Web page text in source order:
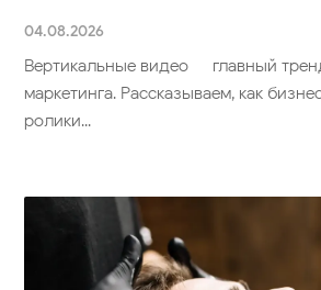
04.08.2026
Вертикальные видео — главный
маркетинга. Рассказываем, как
ролики...